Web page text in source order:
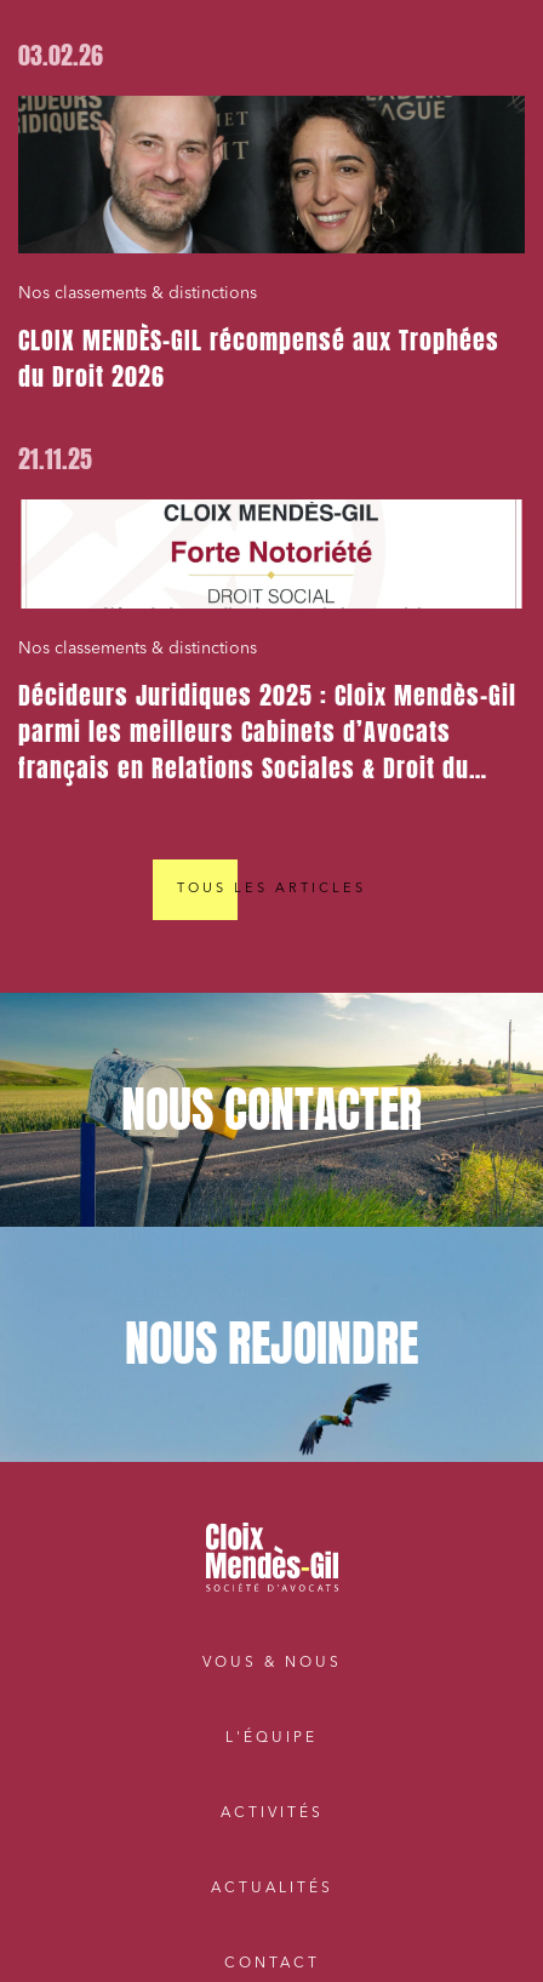
03.02.26
Nos classements & distinctions
CLOIX MENDÈS-GIL récompensé aux Trophées
du Droit 2026
21.11.25
Nos classements & distinctions
Décideurs Juridiques 2025 : Cloix Mendès-Gil
parmi les meilleurs Cabinets d’Avocats
français en Relations Sociales & Droit du
TOUS LES ARTICLES
NOUSCONTACTER
NOUSREJOINDRE
VOUS & NOUS
L'ÉQUIPE
ACTIVITÉS
ACTUALITÉS
CONTACT